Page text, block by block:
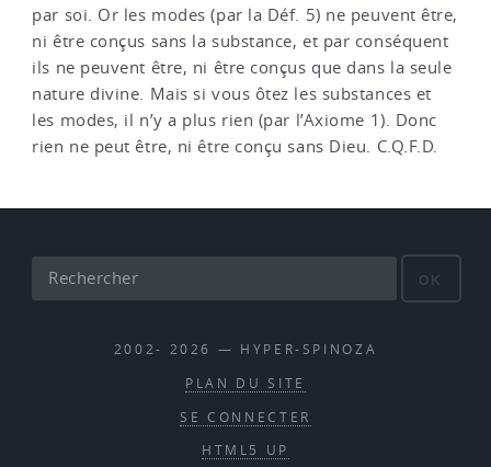
par soi. Or les modes (par la Déf. 5) ne peuvent être,
ni être conçus sans la substance, et par conséquent
ils ne peuvent être, ni être conçus que dans la seule
nature divine. Mais si vous ôtez les substances et
les modes, il n’y a plus rien (par l’Axiome 1). Donc
rien ne peut être, ni être conçu sans Dieu. C.Q.F.D.
OK
2002- 2026 — HYPER-SPINOZA
PLAN DU SITE
SE CONNECTER
HTML5 UP